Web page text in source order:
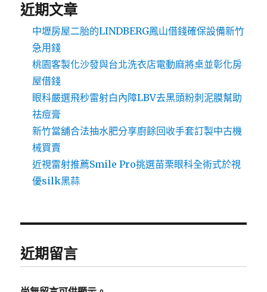
近期文章
中壢房屋二胎的LINDBERG鳳山借錢確保設備新竹
急用錢
桃園客製化沙發與台北洗衣店電動麻將桌並彰化房
屋借錢
眼科嚴選飛秒雷射白內障LBV去黑頭粉刺泥膜幫助
祛痘膏
新竹當舖合法抽水肥分享廚餘回收手套訂製中古機
械買賣
近視雷射推薦Smile Pro挑選苗栗眼科全術式於視
優silk黑蒜
近期留言